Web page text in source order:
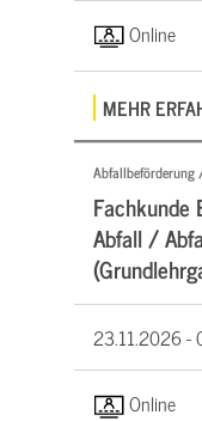
Online
MEHR
Abfallbeförderung
Abfall /
23.11.2026 -
Online